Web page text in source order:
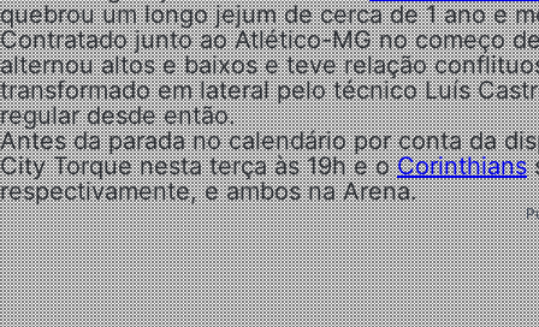
quebrou um longo jejum de cerca de 1 ano e
Contratado junto ao Atlético-MG no começo
alternou altos e baixos e teve relação
transformado em lateral pelo técnico Luís
regular desde então.
Antes da parada no calendário por conta da
City Torque nesta terça às 19h e oCorinthians
respectivamente, e ambos na Arena.